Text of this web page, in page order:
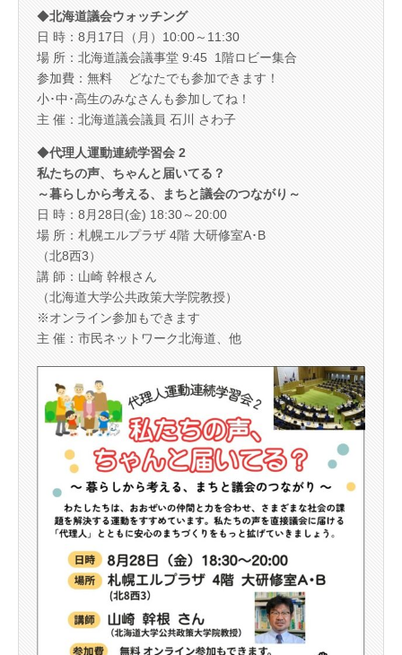
◆北海道議会ウォッチング
日 時：8月17日（月）10:00～11:30
場 所：北海道議会議事堂 9:45 1階ロビー集合
参加費：無料 どなたでも参加できます！
小･中･高生のみなさんも参加してね！
主 催：北海道議会議員 石川 さわ子
◆代理人運動連続学習会 2
私たちの声、ちゃんと届いてる？
～暮らしから考える、まちと議会のつながり～
日 時：8月28日(金) 18:30～20:00
場 所：札幌エルプラザ 4階 大研修室A･B
（北8西3）
講 師：山崎 幹根さん
（北海道大学公共政策大学院教授）
※オンライン参加もできます
主 催：市民ネットワーク北海道、他